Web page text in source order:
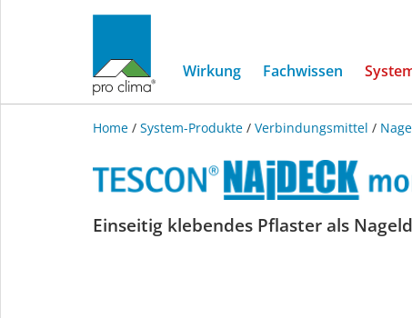
Wirkung Fachwissen
Home / System-Produkte / Verbindungsmittel /
TESCON
Einseitig klebendes Pflaster als